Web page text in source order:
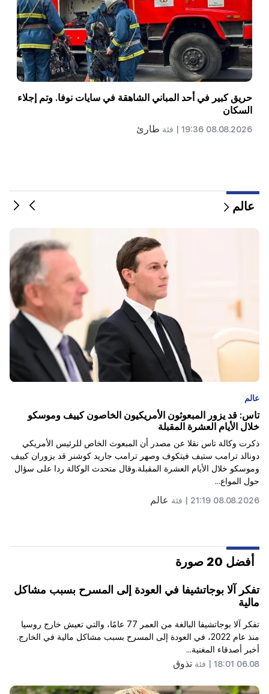
اندلع حريق كبير في مكب للنفايات بالقرب من منطقة
سيليكيان في يريفان
عالم
عالم
السياسية
وفي كاليفورنيا، يقترح فرض غرامات على المؤثرين بسبب الإعلانات
الخفية للمرشحين السياسيين.وفي كاليفورنيا، يريدون فرض غرامات على
أصحاب النفوذ بسبب الإعلانات الخفية للمرشحين السياسيين. وبحسب
وكالة أسوشيتد...
08.08.2026 20:57 |
أفضل 20 صورة
تفكر آلا بوجاتشيفا في العودة إلى المسرح بسبب مشاكل
مالية
تفكر آلا بوجاتشيفا البالغة من العمر 77 عامًا، والتي تعيش خارج روسيا
منذ عام 2022، في العودة إلى المسرح بسبب مشاكل مالية في الخارج.
أخبر أصدقاء المغنية...
06.08 18:01 |
فئة تذوق